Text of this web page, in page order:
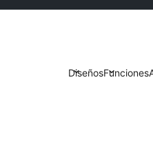
DiseñosFunciones